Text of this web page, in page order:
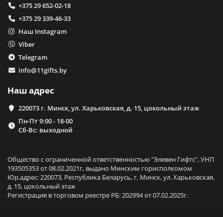
+375 29 652-02-18
+375 29 339-46-33
Наш Instagram
Viber
Telegram
info@11gifts.by
Наш адрес
220073 г. Минск, ул. Харьковская, д. 15, цокольный этаж
Пн-Пт 9:00 - 18-00
Сб-Вс: выходной
Общество с ограниченной ответственностью "Элевен Гифтс", УНП
193505353 от 08.02.2021г, выдано Минским горисполкомом
Юр.адрес: 220073, Республика Беларусь, г. Минск, ул. Харьковская,
д. 15, цокольный этаж
Регистрация в торговом реестре РБ: 202994 от 07.02.2025г.